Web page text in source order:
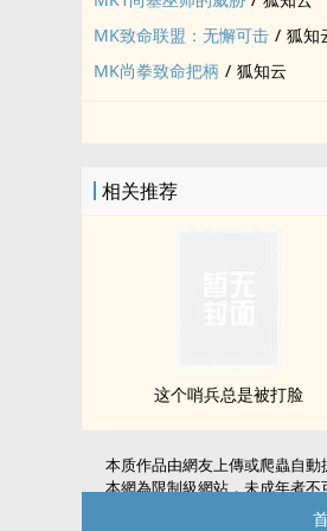
MK致命联盟：无懈可击 / 狐知
MK尚拳致命把柄 / 狐知云
相关推荐
这个哨兵总是被打脸
本质作品由網友上傳或爬蟲自動
本網為限制級網站，未成年者不
如無意中侵犯了您的權利，敬